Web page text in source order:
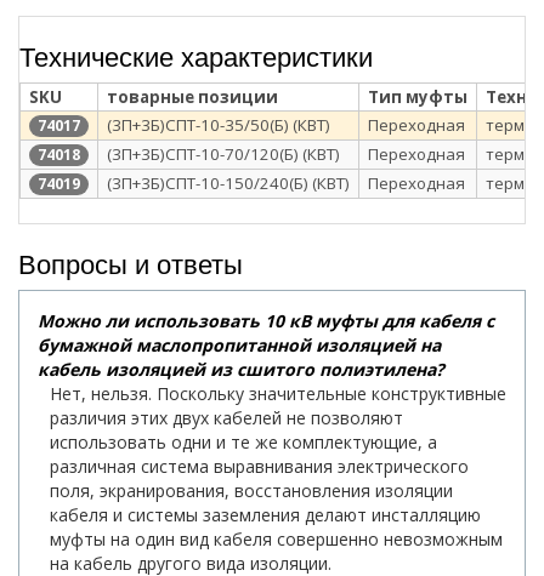
Технические характеристики
SKU товарные позиции Тип муфты
74017 (3П+3Б)СПТ-10-35/50(Б) (КВТ) Переходная
74018 (3П+3Б)СПТ-10-70/120(Б) (КВТ) Переходная
74019 (3П+3Б)СПТ-10-150/240(Б) (КВТ) Переходная
Вопросы и ответы
Можно ли использовать 10 кВ муфты для кабеля с
бумажной маслопропитанной изоляцией на
кабель изоляцией из сшитого полиэтилена?
Нет, нельзя. Поскольку значительные конструктивные
различия этих двух кабелей не позволяют
использовать одни и те же комплектующие, а
различная система выравнивания электрического
поля, экранирования, восстановления изоляции
кабеля и системы заземления делают инсталляцию
муфты на один вид кабеля совершенно невозможным
на кабель другого вида изоляции.